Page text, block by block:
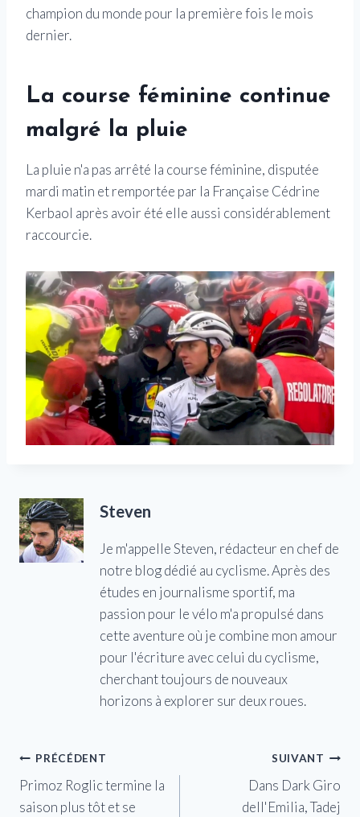
champion du monde pour la première fois le mois
dernier.
La course féminine continue
malgré la pluie
La pluie n'a pas arrêté la course féminine, disputée
mardi matin et remportée par la Française Cédrine
Kerbaol après avoir été elle aussi considérablement
raccourcie.
Steven
Je m'appelle Steven, rédacteur en chef de
notre blog dédié au cyclisme. Après des
études en journalisme sportif, ma
passion pour le vélo m'a propulsé dans
cette aventure où je combine mon amour
pour l'écriture avec celui du cyclisme,
cherchant toujours de nouveaux
horizons à explorer sur deux roues.
Navigation
de
PRÉCÉDENT
Primoz Roglic termine la
saison plus tôt et se
SUIVANT
Dans Dark Giro
dell'Emilia, Tadej